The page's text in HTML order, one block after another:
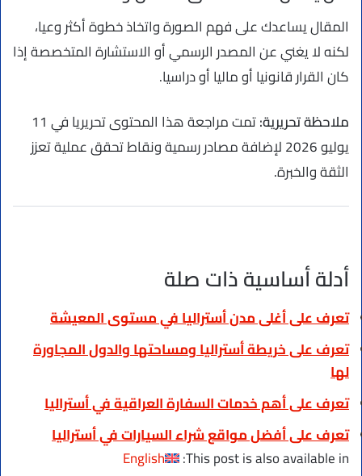
المقال يساعدك على فهم الصورة واتخاذ خطوة أكثر وعيا،
لكنه لا يغني عن المصدر الرسمي أو الاستشارة المتخصصة إذا
كان القرار قانونيا أو ماليا أو دراسيا.
ملاحظة تحريرية:
تمت مراجعة هذا المحتوى تحريريا في 11
يوليو 2026 لإضافة مصادر رسمية ونقاط تحقق عملية تعزز
الثقة والخبرة.
أدلة أساسية ذات صلة
تعرف على أغلى مدن أستراليا في مستوى المعيشة
تعرف على خريطة أستراليا ومساحتها والدول المجاورة
لها
تعرف على أهم خدمات السفارة العراقية في أستراليا
تعرف على أفضل مواقع شراء السيارات في أستراليا
This post is also available in:
English